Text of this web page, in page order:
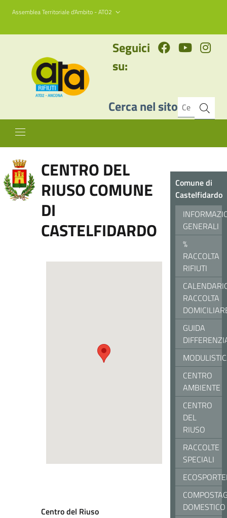
Assemblea Territoriale d'Ambito - ATO2
Seguici
su:
Cerca nel sito
CENTRO DEL
RIUSO COMUNE
DI
CASTELFIDARDO
Centro del Riuso
Comune di
Castelfidardo
GENERALI
%
RACCOLTA
RIFIUTI
RACCOLTA
GUIDA
CENTRO
AMBIENTE
CENTRO
DEL
RIUSO
RACCOLTE
SPECIALI
DOMESTICO